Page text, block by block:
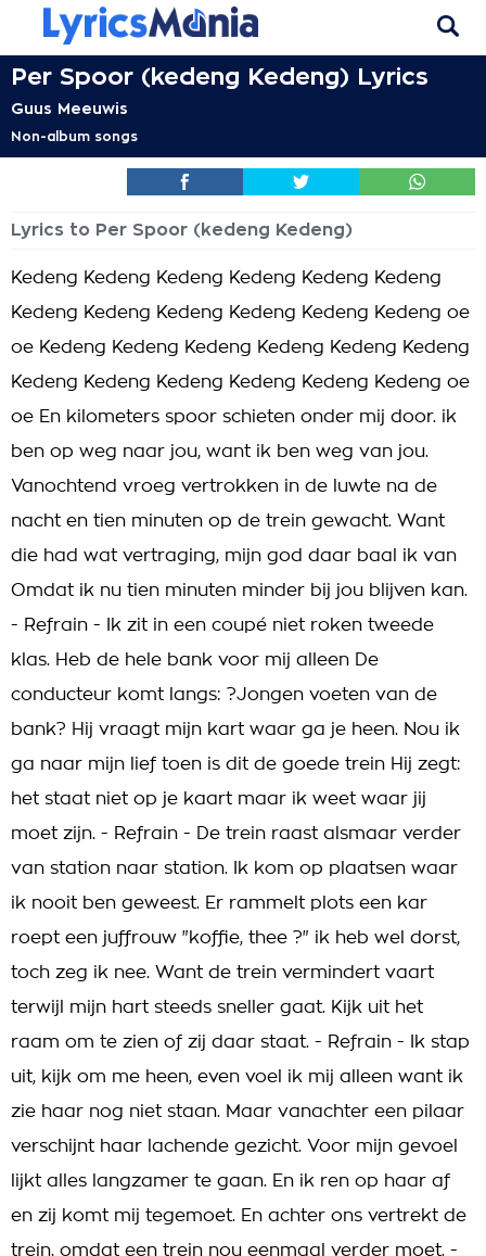
Per Spoor (kedeng Kedeng) Lyrics
Guus Meeuwis
Non-album songs
Lyrics to Per Spoor (kedeng Kedeng)
Kedeng Kedeng Kedeng Kedeng Kedeng Kedeng
Kedeng Kedeng Kedeng Kedeng Kedeng Kedeng oe
oe Kedeng Kedeng Kedeng Kedeng Kedeng Kedeng
Kedeng Kedeng Kedeng Kedeng Kedeng Kedeng oe
oe En kilometers spoor schieten onder mij door. ik
ben op weg naar jou, want ik ben weg van jou.
Vanochtend vroeg vertrokken in de luwte na de
nacht en tien minuten op de trein gewacht. Want
die had wat vertraging, mijn god daar baal ik van
Omdat ik nu tien minuten minder bij jou blijven kan.
- Refrain - Ik zit in een coupé niet roken tweede
klas. Heb de hele bank voor mij alleen De
conducteur komt langs: ?Jongen voeten van de
bank? Hij vraagt mijn kart waar ga je heen. Nou ik
ga naar mijn lief toen is dit de goede trein Hij zegt:
het staat niet op je kaart maar ik weet waar jij
moet zijn. - Refrain - De trein raast alsmaar verder
van station naar station. Ik kom op plaatsen waar
ik nooit ben geweest. Er rammelt plots een kar
roept een juffrouw "koffie, thee ?" ik heb wel dorst,
toch zeg ik nee. Want de trein vermindert vaart
terwijl mijn hart steeds sneller gaat. Kijk uit het
raam om te zien of zij daar staat. - Refrain - Ik stap
uit, kijk om me heen, even voel ik mij alleen want ik
zie haar nog niet staan. Maar vanachter een pilaar
verschijnt haar lachende gezicht. Voor mijn gevoel
lijkt alles langzamer te gaan. En ik ren op haar af
en zij komt mij tegemoet. En achter ons vertrekt de
trein, omdat een trein nou eenmaal verder moet. -